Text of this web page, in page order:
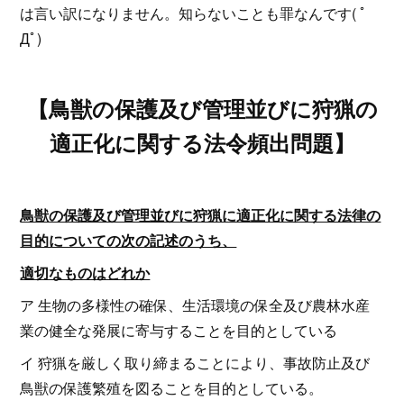
は言い訳になりません。知らないことも罪なんです( ﾟ
Дﾟ)
【鳥獣の保護及び管理並びに狩猟の
適正化に関する法令頻出問題】
鳥獣の保護及び管理並びに狩猟に適正化に関する法律の
目的についての次の記述のうち、
適切なものはどれか
ア 生物の多様性の確保、生活環境の保全及び農林水産
業の健全な発展に寄与することを目的としている
イ 狩猟を厳しく取り締まることにより、事故防止及び
鳥獣の保護繁殖を図ることを目的としている。